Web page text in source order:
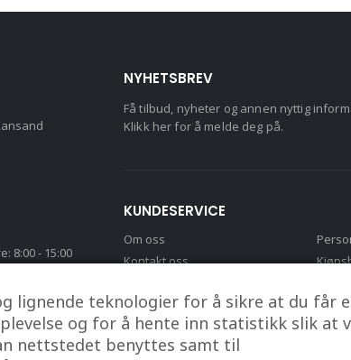
8:00 - 15:00
NYHETSBREV
Få tilbud, nyheter og annen nyttig
Klikk her for å melde deg på.
KUNDESERVICE
Om oss
Kontakt oss
lignende teknologier for å sikre at du får
og for å hente inn statistikk slik at
nettstedet benyttes samt til